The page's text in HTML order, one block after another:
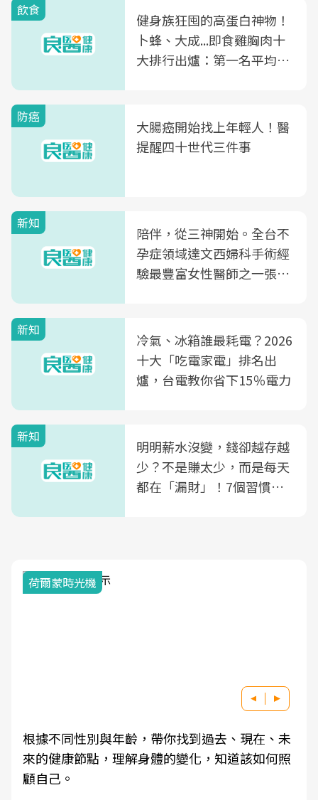
飲食
健身族狂囤的高蛋白神物！
卜蜂、大成...即食雞胸肉十
大排行出爐：第一名平均一
防癌
大腸癌開始找上年輕人！醫
提醒四十世代三件事
新知
陪伴，從三神開始。全台不
孕症領域達文西婦科手術經
驗最豐富女性醫師之一張永
光田醫院建構360度女性健
康照護生態圈
新知
冷氣、冰箱誰最耗電？2026
十大「吃電家電」排名出
爐，台電教你省下15％電力
新知
明明薪水沒變，錢卻越存越
少？不是賺太少，而是每天
都在「漏財」！7個習慣一
荷爾蒙時光機
根據不同性別與年齡，帶你找到過去、現在、未
來的健康節點，理解身體的變化，知道該如何照
顧自己。